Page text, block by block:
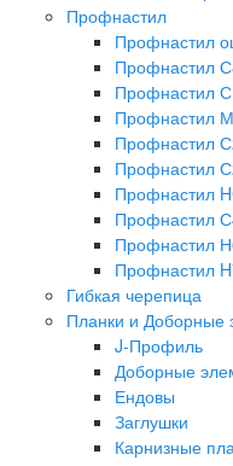
Профнастил
Профнастил
Профнастил
Профнастил
Профнастил
Профнастил
Профнастил
Профнастил
Профнастил
Профнастил
Профнастил
Гибкая черепица
Планки и Доборные
J-Профиль
Доборные
Ендовы
Заглушки
Карнизные